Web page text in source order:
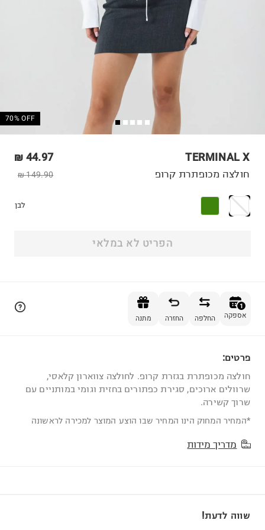
70% OFF
TERMINAL X
44.97 ₪
149.90 ₪ חולצה מכופתרת קרופ
לבן
הפריט לא במלאי
1
אספקה החלפה החזרה מתנה
פרטים:
חולצה מכופתרת בגזרת קרופ. לחולצה צווארון קלאסי,
שרוולים ארוכים, סגירת כפתורים בחזית וגומי במותניים עם
שרוך קשירה.
*המחיר המחוק הינו המחיר שבו הוצע המוצר למכירה לראשונה
מדריך מידות
שווה לדעת!